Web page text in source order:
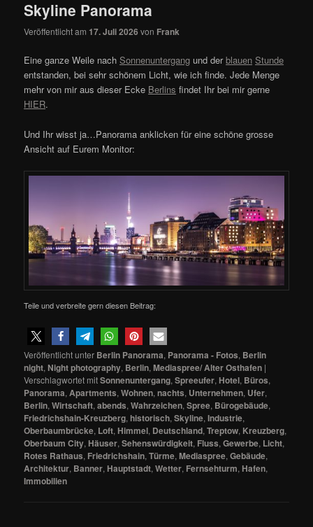
Skyline Panorama
Veröffentlicht am 17. Juli 2026 von Frank
Eine ganze Weile nachSonnenuntergang und derblauen Stunde
entstanden, bei sehr schönem Licht, wie ich finde. Jede Menge
mehr von mir aus dieser Ecke Berlins findet Ihr bei mir gerne
HIER.
Und Ihr wisst ja…Panorama anklicken für eine schöne grosse
Ansicht auf Eurem Monitor:
Teile und verbreite gern diesen Beitrag:
Veröffentlicht unter Berlin Panorama, Panorama - Fotos, Berlin
night, Night photography, Berlin,Mediaspree/ Alter Osthafen |
Verschlagwortet mitSonnenuntergang,Spreeufer, Hotel, Büros,
Panorama, Apartments,Wohnen,nachts, Unternehmen, Ufer,
Berlin,Wirtschaft,abends,Wahrzeichen,Spree, Bürogebäude,
Friedrichshain-Kreuzberg,historisch,Skyline,Industrie,
Oberbaumbrücke, Loft, Himmel, Deutschland,Treptow, Kreuzberg,
Oberbaum City, Häuser,Sehenswürdigkeit, Fluss,Gewerbe, Licht,
Rotes Rathaus, Friedrichshain,Türme,Mediaspree,Gebäude,
Architektur, Banner, Hauptstadt,Wetter, Fernsehturm, Hafen,
Immobilien